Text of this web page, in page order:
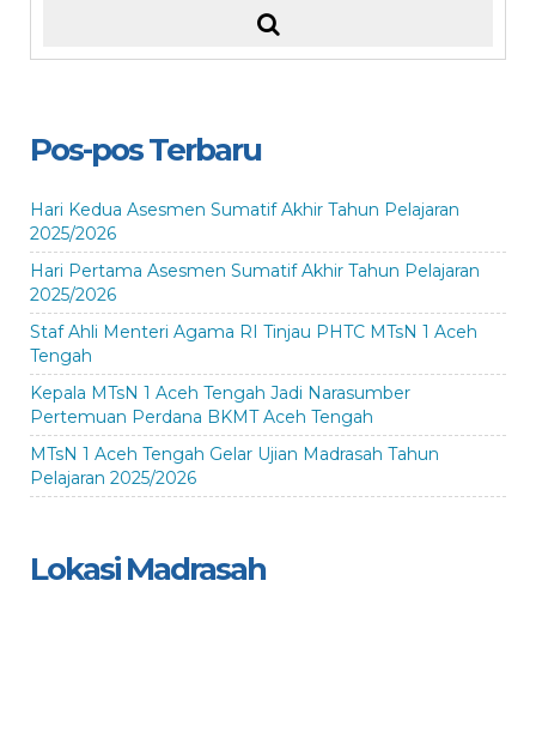
Pos-pos Terbaru
Hari Kedua Asesmen Sumatif Akhir Tahun Pelajaran
2025/2026
Hari Pertama Asesmen Sumatif Akhir Tahun Pelajaran
2025/2026
Staf Ahli Menteri Agama RI Tinjau PHTC MTsN 1 Aceh
Tengah
Kepala MTsN 1 Aceh Tengah Jadi Narasumber
Pertemuan Perdana BKMT Aceh Tengah
MTsN 1 Aceh Tengah Gelar Ujian Madrasah Tahun
Pelajaran 2025/2026
Lokasi Madrasah